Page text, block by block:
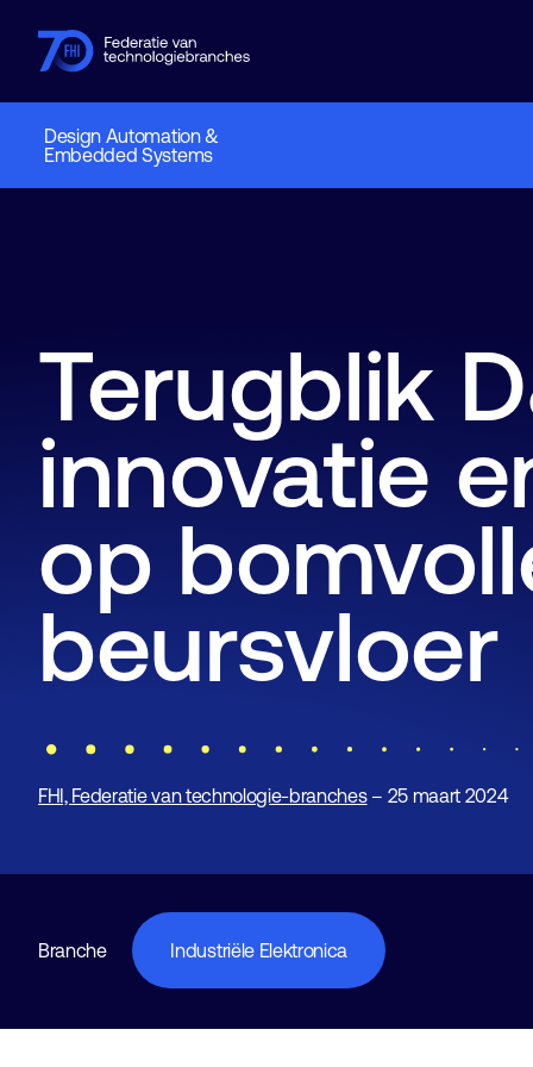
Leden
Branches
Kennishub
Activiteiten
Over FHI
Design Automation &
Embedded Systems
Terugblik
innovatie
op
beursvloer
FHI, Federatie van technologie-branches– 25 maart 2024
Branche Industriële Elektronica